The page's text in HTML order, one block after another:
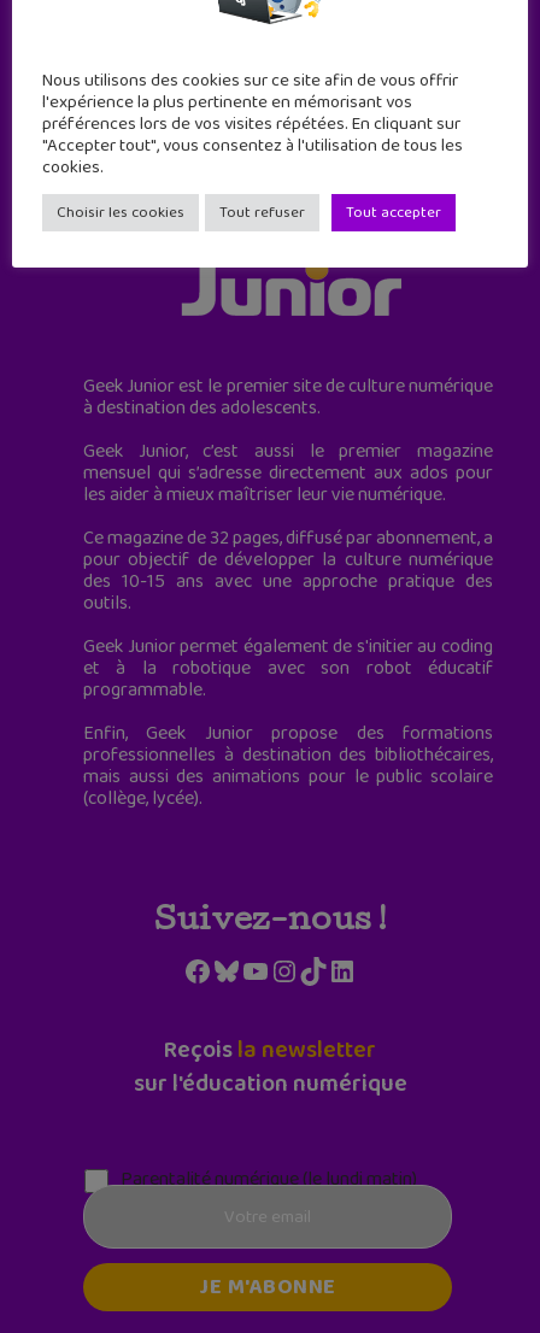
Geek Junior est le premier site de culture numérique
à destination des adolescents.
Geek Junior, c’est aussi le premier magazine
mensuel qui s’adresse directement aux ados pour
les aider à mieux maîtriser leur vie numérique.
Ce magazine de 32 pages, diffusé par abonnement, a
pour objectif de développer la culture numérique
des 10-15 ans avec une approche pratique des
outils.
Geek Junior permet également de s'initier au coding
et à la robotique avec son robot éducatif
programmable.
Enfin, Geek Junior propose des formations
professionnelles à destination des bibliothécaires,
mais aussi des animations pour le public scolaire
(collège, lycée).
Suivez-nous !
Facebook
Bluesky
YouTube
Instagram
TikTokLinkedIn
Reçoisla newsletter
sur l'éducation numérique
Parentalité numérique (le lundi matin)
Nous utilisons des cookies sur ce site afin de vous offrir
l'expérience la plus pertinente en mémorisant vos
préférences lors de vos visites répétées. En cliquant sur
"Accepter tout", vous consentez à l'utilisation de tous les
cookies.
Choisir les cookies Tout refuser Tout accepter